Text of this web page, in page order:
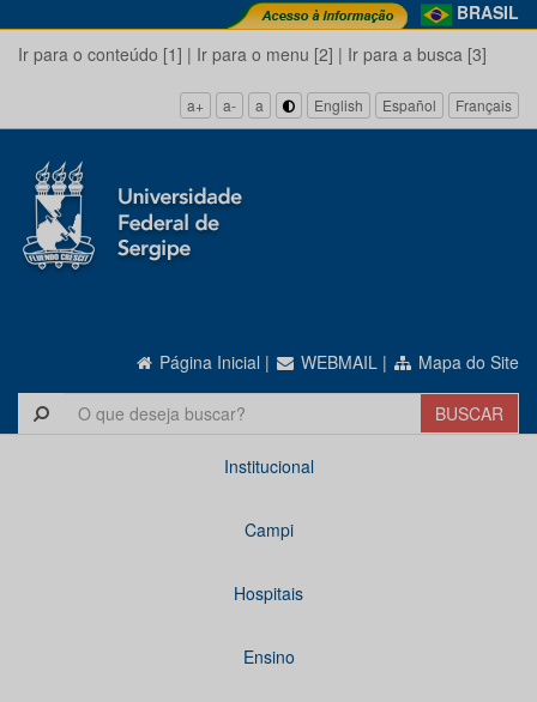
BRASIL
Ir para o conteúdo [1] | Ir para o menu [2] | Ir para a busca [3]
a+ a- a English Español Français
Página Inicial | WEBMAIL | Mapa do Site
Institucional
Campi
Hospitais
Ensino